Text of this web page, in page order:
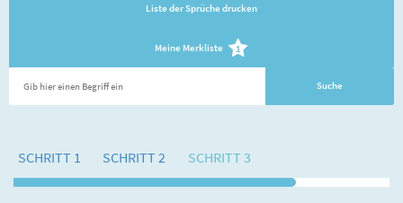
Liste der Sprüche drucken
Meine Merkliste 1
SCHRITT 1 SCHRITT 2 SCHRITT 3